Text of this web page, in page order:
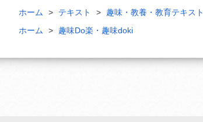
ホーム テキスト
趣味・教養・教育テキスト
ホーム
趣味Do楽・趣味doki